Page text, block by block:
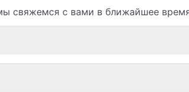
свяжемся с вами в ближайшее